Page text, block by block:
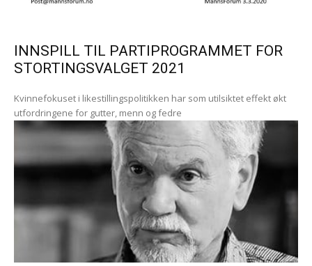
INNSPILL TIL PARTIPROGRAMMET FOR
STORTINGSVALGET 2021
Kvinnefokuset i likestillingspolitikken har som utilsiktet effekt økt
utfordringene for gutter, menn og fedre